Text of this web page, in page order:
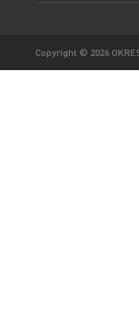
Copyright © 2026